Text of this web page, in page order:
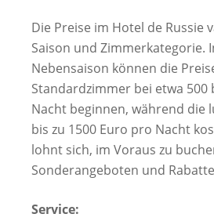
Die Preise im Hotel de Russie
Saison und Zimmerkategorie.
Nebensaison können die
Standardzimmer bei etwa 500
Nacht beginnen, während die
bis zu 1500 Euro pro Nacht
lohnt sich, im Voraus zu
Sonderangeboten und
Service: